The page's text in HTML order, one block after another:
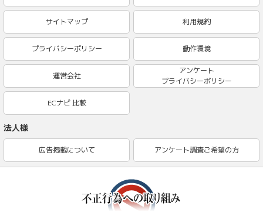
サイトマップ 利用規約
プライバシーポリシー 動作環境
運営会社
アンケート
プライバシーポリシー
ECナビ 比較
法人様
広告掲載について アンケート調査ご希望の方